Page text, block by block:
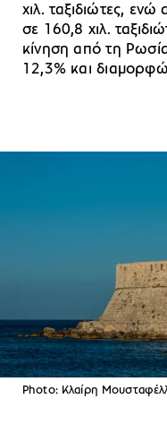
χιλ. ταξιδιώτες,
σε 160,8 χιλ.
κίνηση από τη
12,3% και
Photo: Κλαίρη